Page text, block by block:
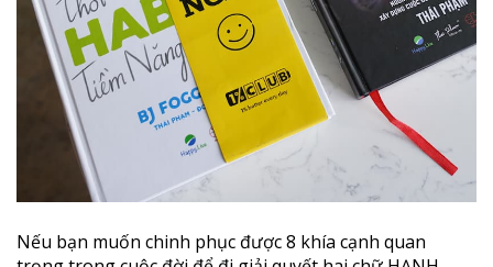
Nếu bạn muốn chinh phục được 8 khía cạnh quan